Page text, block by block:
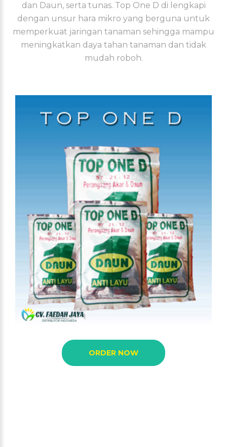
dan Daun, serta tunas. Top One D di lengkapi
dengan unsur hara mikro yang berguna untuk
memperkuat jaringan tanaman sehingga mampu
meningkatkan daya tahan tanaman dan tidak
mudah roboh.
ORDER NOW